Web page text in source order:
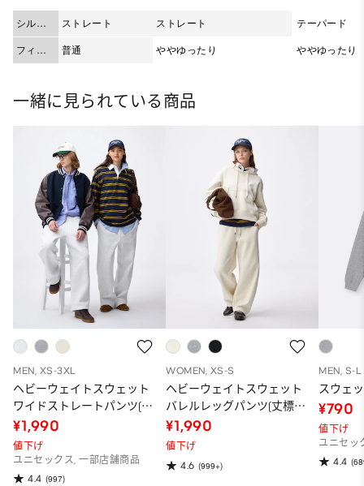
シルエ
ット
ストレート
フィッ
ト
普通
ストレート
ややゆったり
テーパード
ややゆったり
一緒に見られている商品
MEN, XS-3XL
ヘビーウェイトスウェット
ワイドストレートパンツ(丈
標準69.0～73.0cm)
¥1,990
値下げ
ユニセックス, 一部店舗商品
4.4 (997)
WOMEN, XS-S
ヘビーウェイトスウェット
バレルレッグパンツ(丈標準
68.5～72.5cm)
¥1,990
値下げ
4.6 (999+)
MEN, S-L
スウェ
¥790
値下げ
ユニセッ
4.4